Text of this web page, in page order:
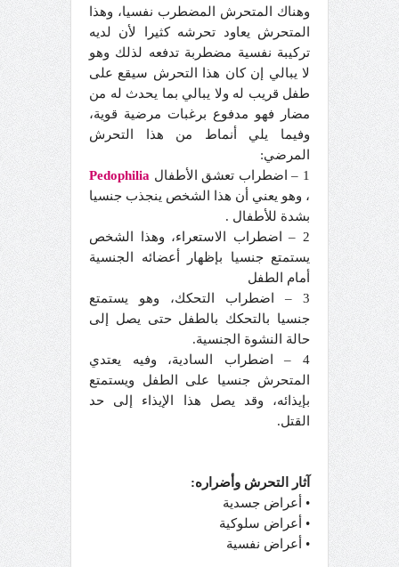
وهناك المتحرش المضطرب نفسيا، وهذا
المتحرش يعاود تحرشه كثيرا لأن لديه
تركيبة نفسية مضطربة تدفعه لذلك وهو
لا يبالي إن كان هذا التحرش سيقع على
طفل قريب له ولا يبالي بما يحدث له من
مضار فهو مدفوع برغبات مرضية قوية،
وفيما يلي أنماط من هذا التحرش
المرضي:
1 – اضطراب تعشق الأطفال
Pedophilia
، وهو يعني أن هذا الشخص ينجذب جنسيا
بشدة للأطفال .
2 – اضطراب الاستعراء، وهذا الشخص
يستمتع جنسيا بإظهار أعضائه الجنسية
أمام الطفل
3 – اضطراب التحكك، وهو يستمتع
جنسيا بالتحكك بالطفل حتى يصل إلى
حالة النشوة الجنسية.
4 – اضطراب السادية، وفيه يعتدي
المتحرش جنسيا على الطفل ويستمتع
بإيذائه، وقد يصل هذا الإيذاء إلى حد
القتل.
آثار التحرش وأضراره:
• أعراض جسدية
• أعراض سلوكية
• أعراض نفسية